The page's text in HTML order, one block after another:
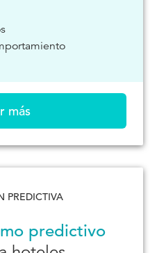
más
PREDICTIVA
predictivo